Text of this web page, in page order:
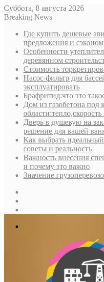
Суббота, 8 августа 2026
Breaking News
Где купить дешевые
предложения и
Особенности
деревянном
Стоимость
Насос-фильтр для
эксплуатировать
Брафритид:что это
Дом из газобетона под
Дверь в душевую на
решение для вашей
Как выбрать
советы и реальность
Важность внесения
и почему это важно
Значение